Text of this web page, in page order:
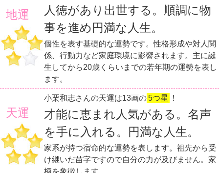
地運
人徳があり出世する。順調に物
事を進め円満な人生。
個性を表す基礎的な運勢です。性格形成や対人関
係、行動力など家庭環境に影響されます。主に誕
生してから20歳くらいまでの若年期の運勢を表し
ます。
天運
小栗和志さんの天運は13画の5つ星 ！
才能に恵まれ人気がある。名声
を手に入れる。円満な人生。
家系が持つ宿命的な運勢を表します。祖先から受
け継いだ苗字ですので自分の力が及びません。家
柄を象徴します。